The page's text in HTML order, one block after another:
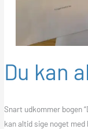
Du kan
Snart udkommer bogen
kan altid sige noget med